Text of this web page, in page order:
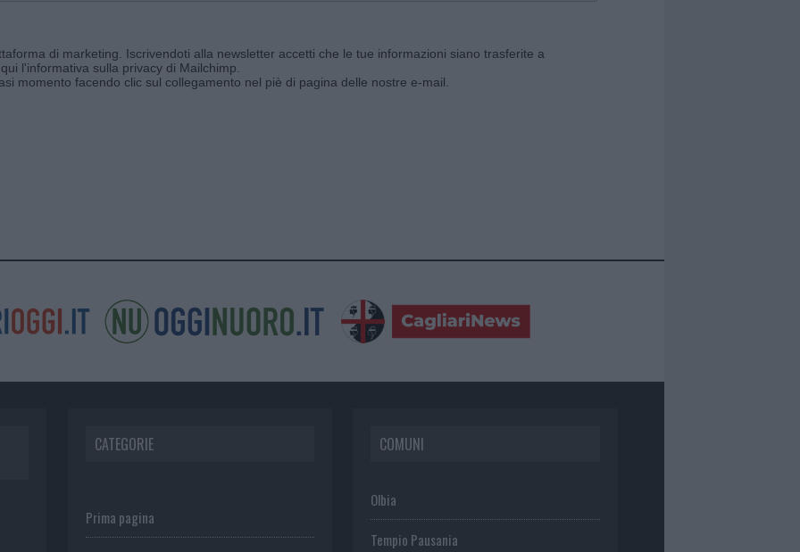
di marketing. Iscrivendoti alla newsletter accetti che le tue informazioni siano trasferite a
l'informativa sulla privacy di Mailchimp
momento facendo clic sul collegamento nel piè di pagina delle nostre e-mail.
CATEGORIE
Prima pagina
COMUNI
Olbia
Tempio Pausania